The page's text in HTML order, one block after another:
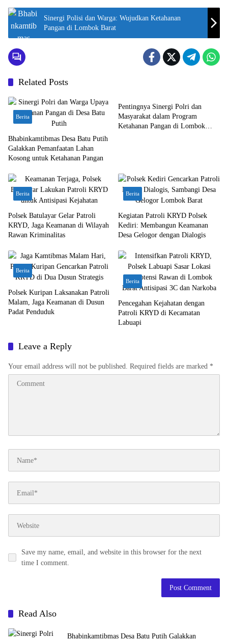
Sinergi Polisi dan Warga: Wujudkan Ketahanan
Pangan di Lombok Barat
Related Posts
Berita
Bhabinkamtibmas Desa Batu Putih
Galakkan Pemanfaatan Lahan
Kosong untuk Ketahanan Pangan
Pentingnya Sinergi Polri dan
Masyarakat dalam Program
Ketahanan Pangan di Lombok
Berita
Polsek Batulayar Gelar Patroli
KRYD, Jaga Keamanan di Wilayah
Rawan Kriminalitas
Berita
Kegiatan Patroli KRYD Polsek
Kediri: Membangun Keamanan
Desa Gelogor dengan Dialogis
Berita
Polsek Kuripan Laksanakan Patroli
Malam, Jaga Keamanan di Dusun
Padat Penduduk
Berita
Pencegahan Kejahatan dengan
Patroli KRYD di Kecamatan
Labuapi
Leave a Reply
Your email address will not be published. Required fields are marked *
Save my name, email, and website in this browser for the next
time I comment.
Read Also
Bhabinkamtibmas Desa Batu Putih Galakkan